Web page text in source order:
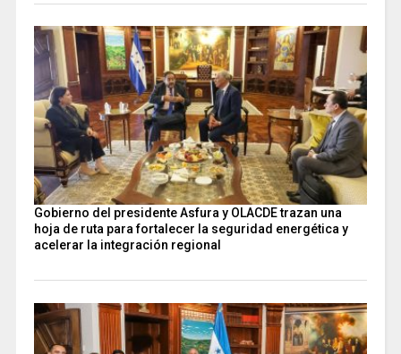
Gobierno del presidente Asfura y OLACDE trazan una
hoja de ruta para fortalecer la seguridad energética y
acelerar la integración regional